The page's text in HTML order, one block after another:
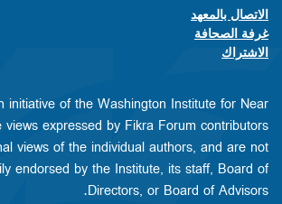
Footer contact links
الاتصال بالمعهد
غرفة الصحافة
الاشتراك
initiative of the Washington Institute for Near
expressed by Fikra Forum contributors
views of the individual authors, and are not
endorsed by the Institute, its staff, Board of
Directors, or Board of Advisors.​​